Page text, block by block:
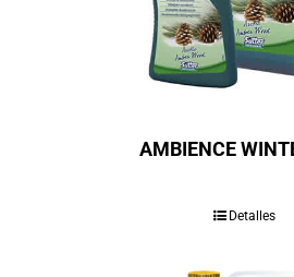
AMBIENCE
Detalles